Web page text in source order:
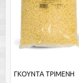
ΓΚΟΥΝΤΑ ΤΡΙΜΕΝΗ